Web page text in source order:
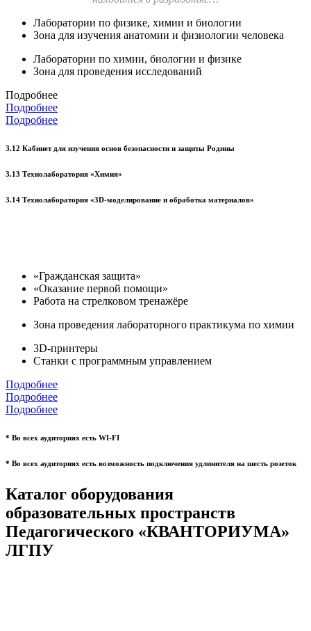
Лаборатории по физике, химии и биологии
Зона для изучения анатомии и физиологии человека
Лаборатории по химии, биологии и физике
Зона для проведения исследований
Подробнее
Подробнее
Подробнее
3.12 Кабинет для изучения основ безопасности и защиты Родины
3.13 Технолаборатория «Химия»
3.14 Технолаборатория «3D-моделирование и обработка материалов»
«Гражданская защита»
«Оказание первой помощи»
Работа на стрелковом тренажёре
Зона проведения лабораторного практикума по химии
3D-принтеры
Станки с программным управлением
Подробнее
Подробнее
Подробнее
* Во всех аудиториях есть WI-FI
* Во всех аудиториях есть возможность подключения удлинителя на шесть розеток
Каталог оборудования
образовательных пространств
Педагогического «КВАНТОРИУМА»
ЛГПУ